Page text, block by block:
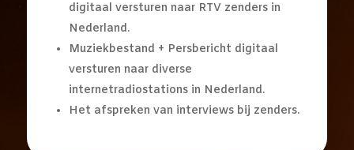
digitaal versturen naar RTV zenders in
Nederland.
Muziekbestand + Persbericht digitaal
versturen naar diverse
internetradiostations in Nederland.
Het afspreken van interviews bij zenders.